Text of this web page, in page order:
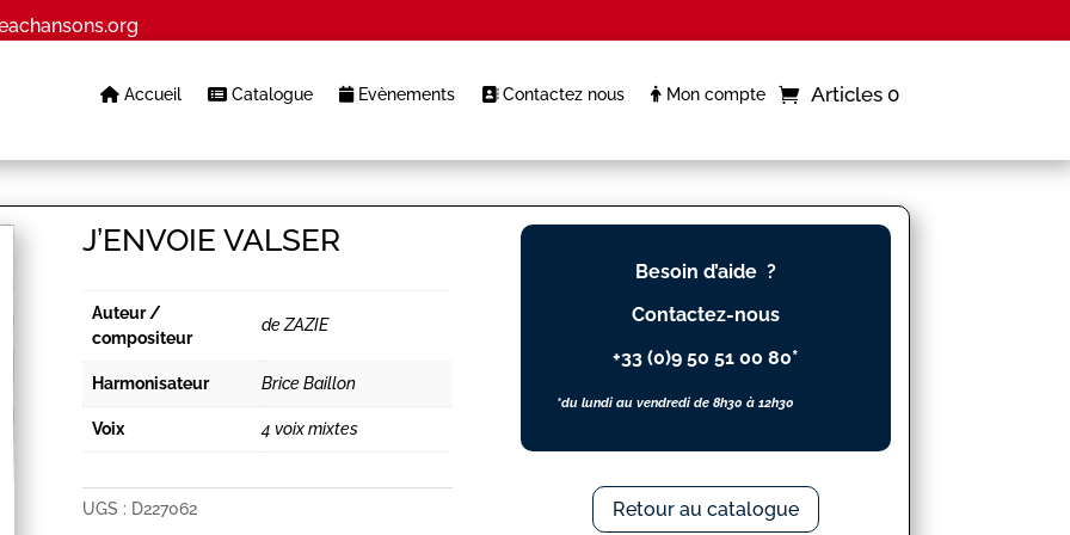
Accueil Catalogue Evènements Contactez nous Mon compte Articles 0
J’ENVOIE VALSER
Auteur /
compositeur
de ZAZIE
Harmonisateur Brice Baillon
Voix 4 voix mixtes
UGS : D227062
Besoin d’aide ?
Contactez-nous
+33 (0)9 50 51 00 80*
*du lundi au vendredi de 8h30 à 12h30
Retour au catalogue